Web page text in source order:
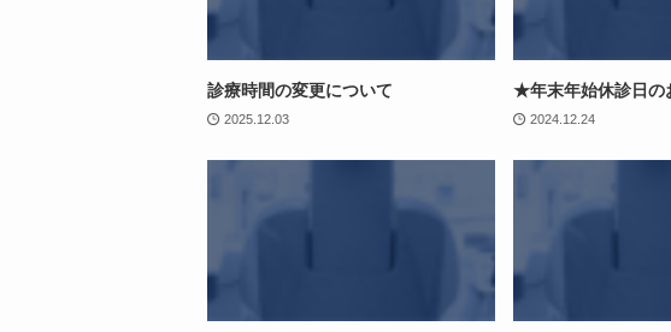
診療時間の変更について
2025.12.03
★年末年始休診日
2024.12.24